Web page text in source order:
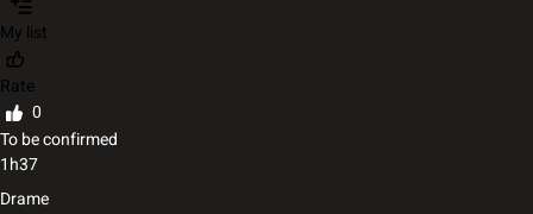
My list
Rate
0
To be confirmed
1h37
Drame